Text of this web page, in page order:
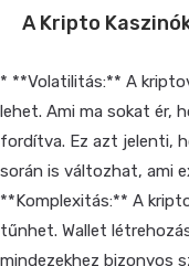
A Kripto
* **Volatilitás:** A
lehet. Ami ma sokat ér,
fordítva. Ez azt jelenti,
során is változhat, ami
**Komplexitás:** A
tűnhet. Wallet
mindezekhez bizonyos